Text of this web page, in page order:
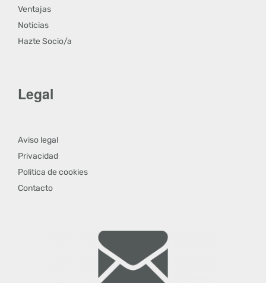
Ventajas
Noticias
Hazte Socio/a
Legal
Aviso legal
Privacidad
Politica de cookies
Contacto